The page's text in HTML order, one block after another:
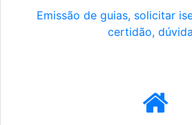
Emissão de guias, solicitar
certidão,